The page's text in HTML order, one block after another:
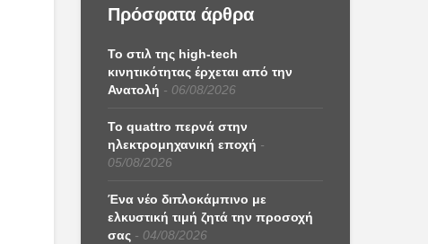
Πρόσφατα άρθρα
Το στιλ της high-tech
κινητικότητας έρχεται από την
Ανατολή
06/08/2026
Το quattro περνά στην
ηλεκτρομηχανική εποχή
05/08/2026
Ένα νέο διπλοκάμπινο με
ελκυστική τιμή ζητά την προσοχή
σας
04/08/2026